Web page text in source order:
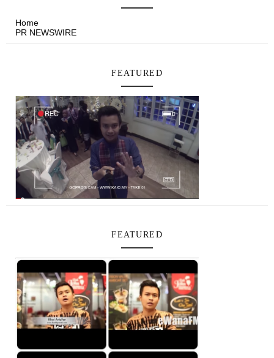
Home
PR NEWSWIRE
FEATURED
FEATURED